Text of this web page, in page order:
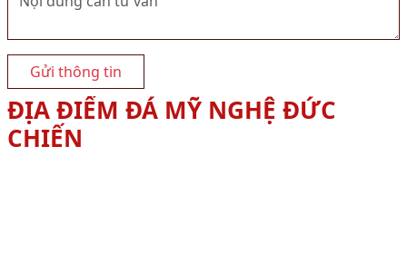
Gửi thông tin
ĐỊA ĐIỂM ĐÁ MỸ NGHỆ ĐỨC
CHIẾN